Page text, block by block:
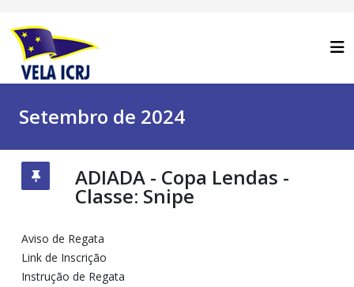
Setembro de 2024
ADIADA - Copa Lendas -
Classe: Snipe
Aviso de Regata
Link de Inscrição
Instrução de Regata